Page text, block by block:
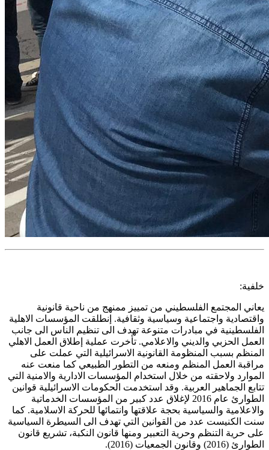
خلفية:
يعاني المجتمع الفلسطيني من تمييز ممنهج من ناحية قانونية
واقتصادية واجتماعية وسياسية وثقافية. إنطلقت المؤسسات الاهلية
الفلسطينية في مبادرات متنوعة تهدف الى تنظيم الناس الى جانب
العمل الحزبي والديني والاعلامي. تأخرت عملية إطلاق العمل الاهلي
المنظم بسبب المنظومة القانونية الاسرائيلية التي عملت على
مراقبة العمل المنظم ومنعه من التطور الطبيعي كما منعت عنه
الموارد ولاحقته من خلال استخدام المؤسسات الادارية والامنية التي
تتابع الجماهير العربية. وقد استخدمت الحكومات الاسرائيلية قوانين
الطوارئ عام 2016 لإغلاق عدد كبير من المؤسسات الخدماتية
والاعلامية والسياسية بحجة علاقتها وانتمائها للحركة الاسلامية. كما
سنت الكنيست عدد من القوانين التي تهدف الى السيطرة السياسية
على حرية التنظم وحرية التعبير ومنها قانون النكبة، تشريع قانون
الطوارئ (2016) وقانون الجمعيات (2016).